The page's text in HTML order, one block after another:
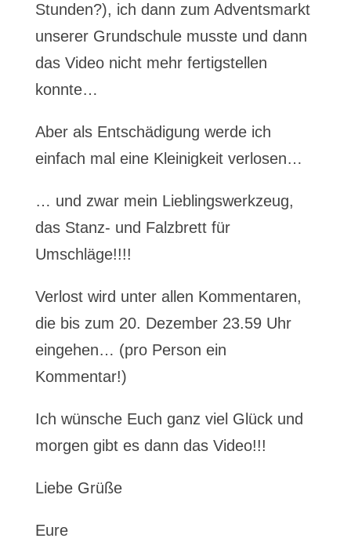
Stunden?), ich dann zum Adventsmarkt
unserer Grundschule musste und dann
das Video nicht mehr fertigstellen
konnte…
Aber als Entschädigung werde ich
einfach mal eine Kleinigkeit verlosen…
… und zwar mein Lieblingswerkzeug,
das Stanz- und Falzbrett für
Umschläge!!!!
Verlost wird unter allen Kommentaren,
die bis zum 20. Dezember 23.59 Uhr
eingehen… (pro Person ein
Kommentar!)
Ich wünsche Euch ganz viel Glück und
morgen gibt es dann das Video!!!
Liebe Grüße
Eure